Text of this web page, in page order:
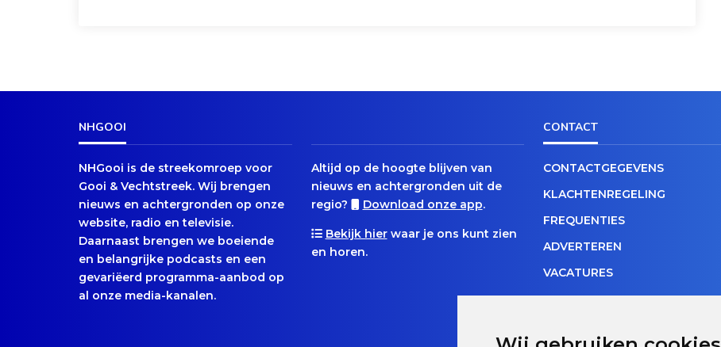
NHGOOI
NHGooi is de streekomroep voor
Gooi & Vechtstreek. Wij brengen
nieuws en achtergronden op onze
website, radio en televisie.
Daarnaast brengen we boeiende
en belangrijke podcasts en een
gevariëerd programma-aanbod op
al onze media-kanalen.
Altijd op de hoogte blijven van
nieuws en achtergronden uit de
regio?
Download onze app.
Bekijk hierwaar je ons kunt zien
en horen.
CONTACT
CONTACTGEGEVENS
KLACHTENREGELING
FREQUENTIES
ADVERTEREN
VACATURES